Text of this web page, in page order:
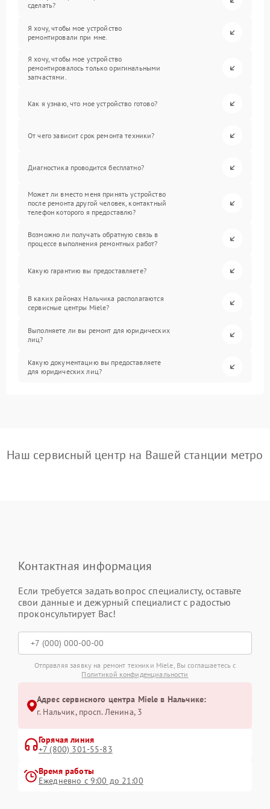
сделать?
Я хочу, чтобы мое устройство
ремонтировали при мне.
Я хочу, чтобы мое устройство
ремонтировалось только оригинальными
запчастями.
Как я узнаю, что мое устройство готово?
От чего зависит срок ремонта техники?
Диагностика проводится бесплатно?
Может ли вместо меня принять устройство
после ремонта другой человек, контактный
телефон которого я предоставлю?
Возможно ли получать обратную связь в
процессе выполнения ремонтных работ?
Какую гарантию вы предоставляете?
В каких районах Нальчика располагаются
сервисные центры Miele?
Выполняете ли вы ремонт для юридических
лиц?
Какую документацию вы предоставляете
для юридических лиц?
Наш сервисный центр на Вашей станции метро
Контактная информация
Если требуется задать вопрос специалисту, оставьте
свои данные и дежурный специалист с радостью
проконсультирует Вас!
Отправляя заявку на ремонт техники Miele, Вы соглашаетесь с
Политикой конфиденциальности
Адрес сервисного центра Miele в Нальчике:
г. Нальчик, просп. Ленина, 3
Горячая линия
+7 (800) 301-55-83
Время работы
Ежедневно с 9:00 до 21:00